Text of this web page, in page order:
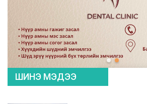
ШИНЭ МЭДЭЭ